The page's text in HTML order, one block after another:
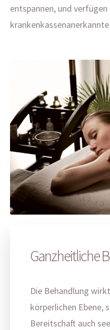
entspannen, und
Ganzheitliche
Die Behandlung
körperlichen Ebene,
Bereitschaft auch